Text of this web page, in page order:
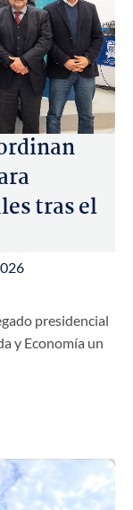
tras el
presidencial
y Economía un